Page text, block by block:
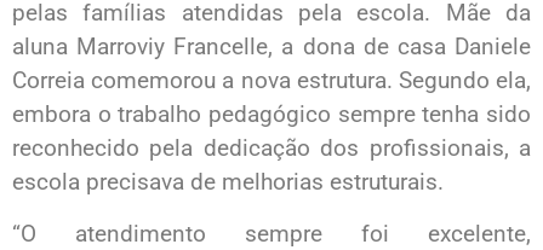
pelas famílias atendidas pela escola. Mãe da
aluna Marroviy Francelle, a dona de casa Daniele
Correia comemorou a nova estrutura. Segundo ela,
embora o trabalho pedagógico sempre tenha sido
reconhecido pela dedicação dos profissionais, a
escola precisava de melhorias estruturais.
“O atendimento sempre foi excelente,